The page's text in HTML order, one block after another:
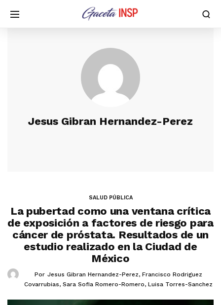
Jesus Gibran Hernandez-Perez
SALUD PÚBLICA
La pubertad como una ventana crítica
de exposición a factores de riesgo para
cáncer de próstata. Resultados de un
estudio realizado en la Ciudad de
México
Por Jesus Gibran Hernandez-Perez, Francisco Rodriguez
Covarrubias, Sara Sofia Romero-Romero, Luisa Torres-Sanchez